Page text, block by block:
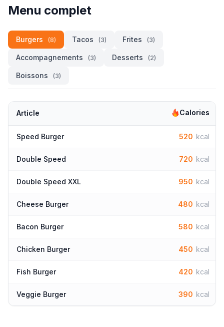
Menu complet
Burgers (8) Tacos (3) Frites (3)
Accompagnements (3) Desserts (2)
Boissons (3)
Article Calories
Speed Burger 520 kcal
Double Speed 720 kcal
Double Speed XXL 950 kcal
Cheese Burger 480 kcal
Bacon Burger 580 kcal
Chicken Burger 450 kcal
Fish Burger 420 kcal
Veggie Burger 390 kcal